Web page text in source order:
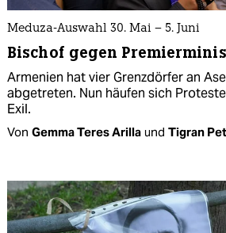
Meduza-Auswahl 30. Mai – 5. Juni
Bischof gegen
Armenien hat vier Grenzdörfer an
abgetreten. Nun häufen sich
Exil.
Von Gemma Teres Arilla und Tigran